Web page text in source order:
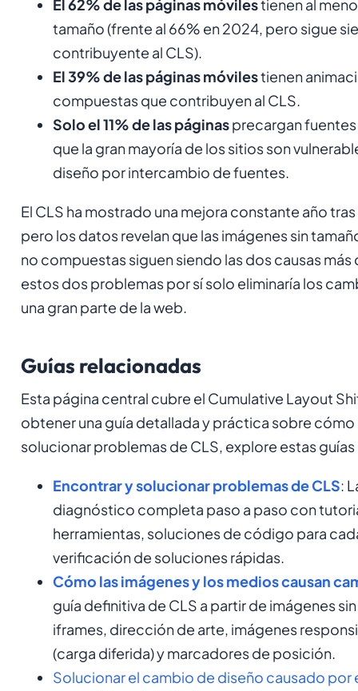
El 62% de las páginas móvilestienen al
tamaño (frente al 66% en 2024, pero sigue
contribuyente al CLS).
El 39% de las páginas móvilestienen
compuestas que contribuyen al CLS.
Solo el 11% de las páginasprecargan
que la gran mayoría de los sitios son
diseño por intercambio de fuentes.
El CLS ha mostrado una mejora constante año
pero los datos revelan que las imágenes sin
no compuestas siguen siendo las dos causas
estos dos problemas por sí solo eliminaría los
una gran parte de la web.
Guías relacionadas
Esta página central cubre el Cumulative Layout
obtener una guía detallada y práctica sobre
solucionar problemas de CLS, explore estas
Encontrar y solucionar problemas de CLS:
diagnóstico completa paso a paso con
herramientas, soluciones de código para
verificación de soluciones rápidas.
Cómo las imágenes y los medios causan
guía definitiva de CLS a partir de imágenes
iframes, dirección de arte, imágenes
(carga diferida) y marcadores de posición.
Solucionar el cambio de diseño causado por